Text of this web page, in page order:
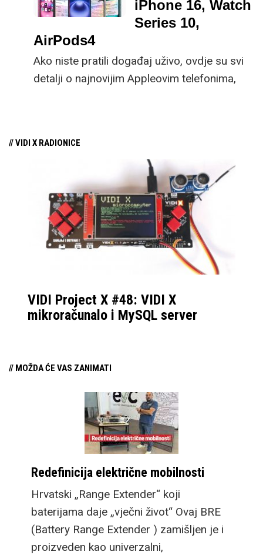
koje rezultiraju osjetnim
poboljšanjem.
iPhone 16, Watch
Series 10,
AirPods4
Ako niste pratili događaj uživo, ovdje su svi
detalji o najnovijim Appleovim telefonima,
// VIDI X RADIONICE
VIDI Project X #48: VIDI X
mikroračunalo i MySQL server
// MOŽDA ĆE VAS ZANIMATI
Redefinicija električne mobilnosti
Hrvatski „Range Extender“ koji
baterijama daje „vječni život“ Ovaj BRE
(Battery Range Extender ) zamišljen je i
proizveden kao univerzalni,